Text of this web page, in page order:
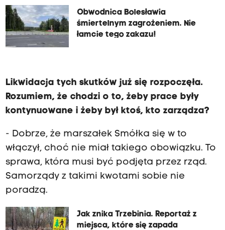
Obwodnica Bolesławia
śmiertelnym zagrożeniem. Nie
łamcie tego zakazu!
Likwidacja tych skutków już się rozpoczęła.
Rozumiem, że chodzi o to, żeby prace były
kontynuowane i żeby był ktoś, kto zarządza?
- Dobrze, że marszałek Smółka się w to
włączył, choć nie miał takiego obowiązku. To
sprawa, która musi być podjęta przez rząd.
Samorządy z takimi kwotami sobie nie
poradzą.
Jak znika Trzebinia. Reportaż z
miejsca, które się zapada